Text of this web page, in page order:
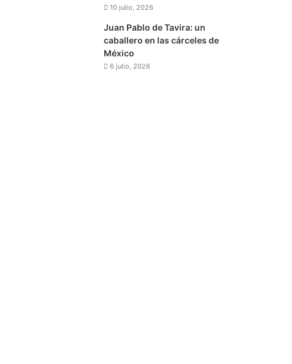
10 julio, 2026
Juan Pablo de Tavira: un
caballero en las cárceles de
México
6 julio, 2026